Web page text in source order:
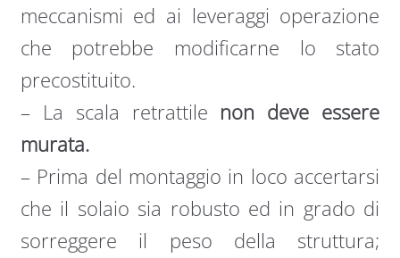
meccanismi ed ai leveraggi operazione
che potrebbe modificarne lo stato
precostituito.
– La scala retrattile non deve essere
murata.
– Prima del montaggio in loco accertarsi
che il solaio sia robusto ed in grado di
sorreggere il peso della struttura;